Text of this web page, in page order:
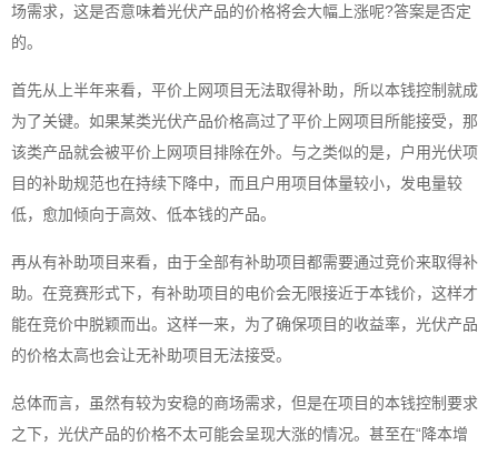
场需求，这是否意味着光伏产品的价格将会大幅上涨呢?答案是否定
的。
首先从上半年来看，平价上网项目无法取得补助，所以本钱控制就成
为了关键。如果某类光伏产品价格高过了平价上网项目所能接受，那
该类产品就会被平价上网项目排除在外。与之类似的是，户用光伏项
目的补助规范也在持续下降中，而且户用项目体量较小，发电量较
低，愈加倾向于高效、低本钱的产品。
再从有补助项目来看，由于全部有补助项目都需要通过竞价来取得补
助。在竞赛形式下，有补助项目的电价会无限接近于本钱价，这样才
能在竞价中脱颖而出。这样一来，为了确保项目的收益率，光伏产品
的价格太高也会让无补助项目无法接受。
总体而言，虽然有较为安稳的商场需求，但是在项目的本钱控制要求
之下，光伏产品的价格不太可能会呈现大涨的情况。甚至在“降本增